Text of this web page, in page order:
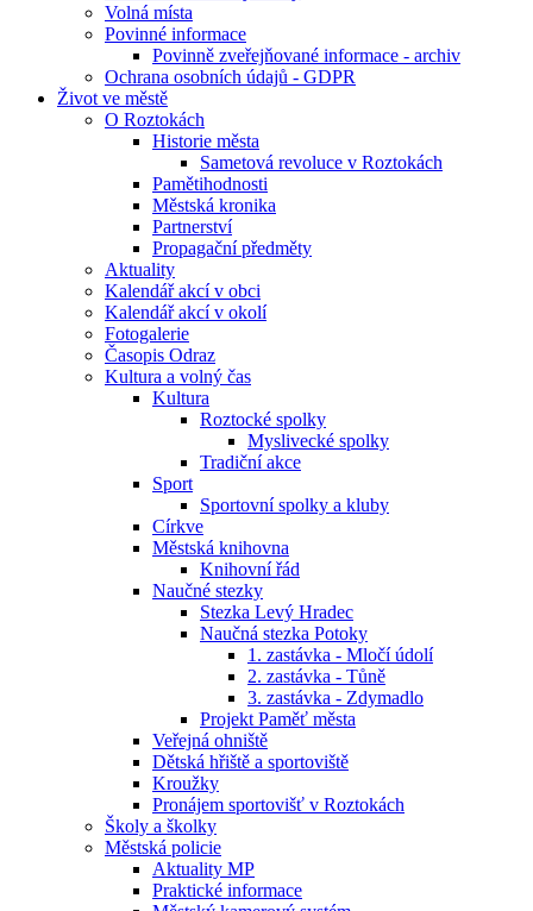
Volná místa
Povinné informace
Povinně zveřejňované informace - archiv
Ochrana osobních údajů - GDPR
Život ve městě
O Roztokách
Historie města
Sametová revoluce v Roztokách
Pamětihodnosti
Městská kronika
Partnerství
Propagační předměty
Aktuality
Kalendář akcí v obci
Kalendář akcí v okolí
Fotogalerie
Časopis Odraz
Kultura a volný čas
Kultura
Roztocké spolky
Myslivecké spolky
Tradiční akce
Sport
Sportovní spolky a kluby
Církve
Městská knihovna
Knihovní řád
Naučné stezky
Stezka Levý Hradec
Naučná stezka Potoky
1. zastávka - Mločí údolí
2. zastávka - Tůně
3. zastávka - Zdymadlo
Projekt Paměť města
Veřejná ohniště
Dětská hřiště a sportoviště
Kroužky
Pronájem sportovišť v Roztokách
Školy a školky
Městská policie
Aktuality MP
Praktické informace